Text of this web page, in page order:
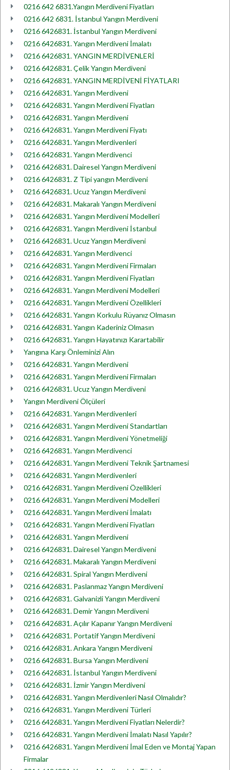
0216 642 6831.Yangın Merdiveni Fiyatları
0216 642 6831. İstanbul Yangın Merdiveni
0216 6426831. İstanbul Yangın Merdiveni
0216 6426831. Yangın Merdiveni İmalatı
0216 6426831. YANGIN MERDİVENLERİ
0216 6426831. Çelik Yangın Merdiveni
0216 6426831. YANGIN MERDİVENİ FİYATLARI
0216 6426831. Yangın Merdiveni
0216 6426831. Yangın Merdiveni Fiyatları
0216 6426831. Yangın Merdiveni
0216 6426831. Yangın Merdiveni Fiyatı
0216 6426831. Yangın Merdivenleri
0216 6426831. Yangın Merdivenci
0216 6426831. Dairesel Yangın Merdiveni
0216 6426831. Z Tipi yangın Merdiveni
0216 6426831. Ucuz Yangın Merdiveni
0216 6426831. Makaralı Yangın Merdiveni
0216 6426831. Yangın Merdiveni Modelleri
0216 6426831. Yangın Merdiveni İstanbul
0216 6426831. Ucuz Yangın Merdiveni
0216 6426831. Yangın Merdivenci
0216 6426831. Yangın Merdiveni Firmaları
0216 6426831. Yangın Merdiveni Fiyatları
0216 6426831. Yangın Merdiveni Modelleri
0216 6426831. Yangın Merdiveni Özellikleri
0216 6426831. Yangın Korkulu Rüyanız Olmasın
0216 6426831. Yangın Kaderiniz Olmasın
0216 6426831. Yangın Hayatınızı Karartabilir
Yangına Karşı Önleminizi Alın
0216 6426831. Yangın Merdiveni
0216 6426831. Yangın Merdiveni Firmaları
0216 6426831. Ucuz Yangın Merdiveni
Yangın Merdiveni Ölçüleri
0216 6426831. Yangın Merdivenleri
0216 6426831. Yangın Merdiveni Standartları
0216 6426831. Yangın Merdiveni Yönetmeliği
0216 6426831. Yangın Merdivenci
0216 6426831. Yangın Merdiveni Teknik Şartnamesi
0216 6426831. Yangın Merdivenleri
0216 6426831. Yangın Merdiveni Özellikleri
0216 6426831. Yangın Merdiveni Modelleri
0216 6426831. Yangın Merdiveni İmalatı
0216 6426831. Yangın Merdiveni Fiyatları
0216 6426831. Yangın Merdiveni
0216 6426831. Dairesel Yangın Merdiveni
0216 6426831. Makaralı Yangın Merdiveni
0216 6426831. Spiral Yangın Merdiveni
0216 6426831. Paslanmaz Yangın Merdiveni
0216 6426831. Galvanizli Yangın Merdiveni
0216 6426831. Demir Yangın Merdiveni
0216 6426831. Açılır Kapanır Yangın Merdiveni
0216 6426831. Portatif Yangın Merdiveni
0216 6426831. Ankara Yangın Merdiveni
0216 6426831. Bursa Yangın Merdiveni
0216 6426831. İstanbul Yangın Merdiveni
0216 6426831. İzmir Yangın Merdiveni
0216 6426831. Yangın Merdivenleri Nasıl Olmalıdır?
0216 6426831. Yangın Merdiveni Türleri
0216 6426831. Yangın Merdiveni Fiyatları Nelerdir?
0216 6426831. Yangın Merdiveni İmalatı Nasıl Yapılır?
0216 6426831. Yangın Merdiveni İmal Eden ve Montaj Yapan
Firmalar